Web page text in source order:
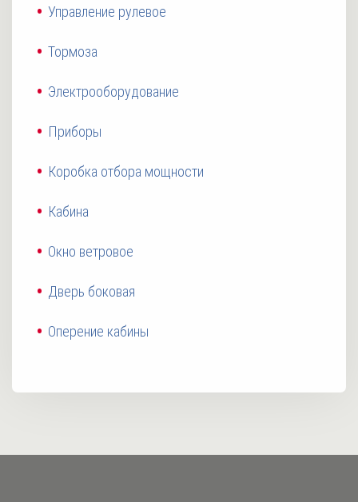
Управление рулевое
Тормоза
Электрооборудование
Приборы
Коробка отбора мощности
Кабина
Окно ветровое
Дверь боковая
Оперение кабины